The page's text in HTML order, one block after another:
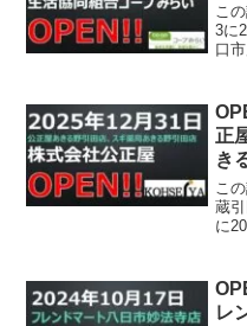
こ
3に
口
正
き
こ
蔵
に
レ